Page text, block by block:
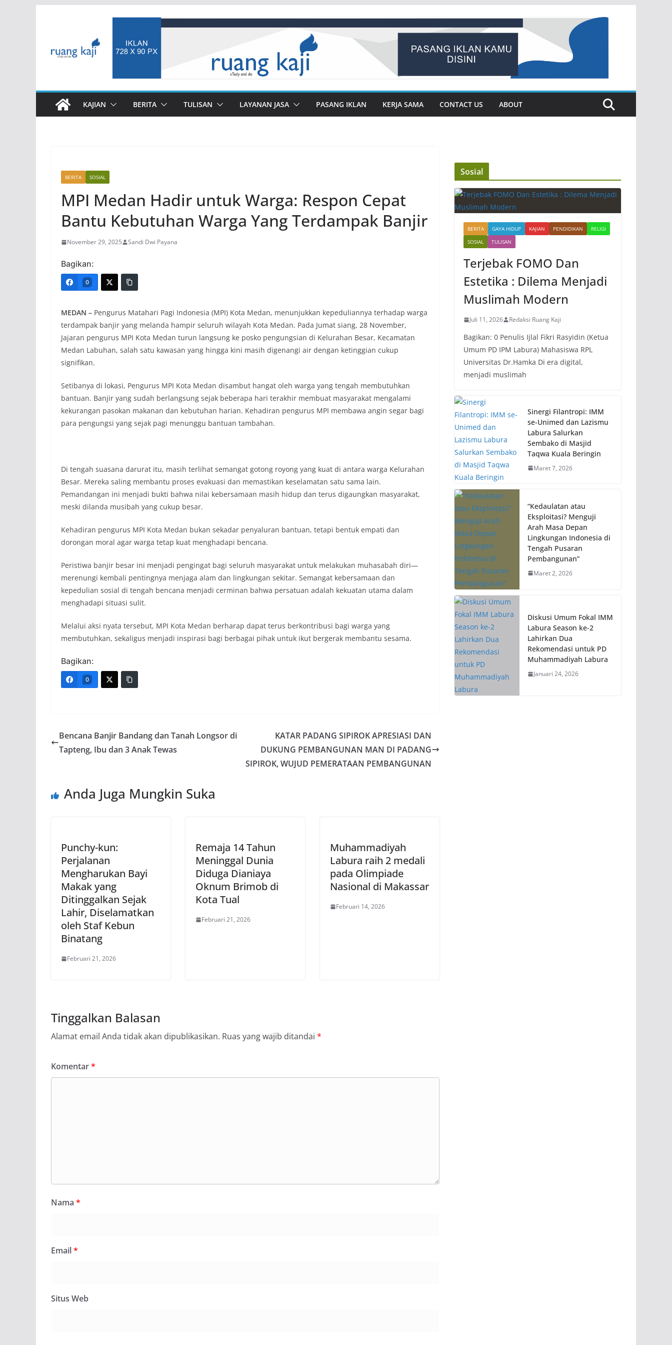
KAJIAN BERITA TULISAN LAYANAN JASA PASANG IKLAN KERJA SAMA CONTACT US ABOUT
BERITA SOSIAL
MPI Medan Hadir untuk Warga: Respon Cepat
Bantu Kebutuhan Warga Yang Terdampak Banjir
November 29, 2025 Sandi Dwi Payana
Bagikan:
0
MEDAN – Pengurus Matahari Pagi Indonesia (MPI) Kota Medan, menunjukkan kepeduliannya terhadap warga
terdampak banjir yang melanda hampir seluruh wilayah Kota Medan. Pada Jumat siang, 28 November,
Jajaran pengurus MPI Kota Medan turun langsung ke posko pengungsian di Kelurahan Besar, Kecamatan
Medan Labuhan, salah satu kawasan yang hingga kini masih digenangi air dengan ketinggian cukup
signifikan.
Setibanya di lokasi, Pengurus MPI Kota Medan disambut hangat oleh warga yang tengah membutuhkan
bantuan. Banjir yang sudah berlangsung sejak beberapa hari terakhir membuat masyarakat mengalami
kekurangan pasokan makanan dan kebutuhan harian. Kehadiran pengurus MPI membawa angin segar bagi
para pengungsi yang sejak pagi menunggu bantuan tambahan.
Di tengah suasana darurat itu, masih terlihat semangat gotong royong yang kuat di antara warga Kelurahan
Besar. Mereka saling membantu proses evakuasi dan memastikan keselamatan satu sama lain.
Pemandangan ini menjadi bukti bahwa nilai kebersamaan masih hidup dan terus digaungkan masyarakat,
meski dilanda musibah yang cukup besar.
Kehadiran pengurus MPI Kota Medan bukan sekadar penyaluran bantuan, tetapi bentuk empati dan
dorongan moral agar warga tetap kuat menghadapi bencana.
Peristiwa banjir besar ini menjadi pengingat bagi seluruh masyarakat untuk melakukan muhasabah diri—
merenungi kembali pentingnya menjaga alam dan lingkungan sekitar. Semangat kebersamaan dan
kepedulian sosial di tengah bencana menjadi cerminan bahwa persatuan adalah kekuatan utama dalam
menghadapi situasi sulit.
Melalui aksi nyata tersebut, MPI Kota Medan berharap dapat terus berkontribusi bagi warga yang
membutuhkan, sekaligus menjadi inspirasi bagi berbagai pihak untuk ikut bergerak membantu sesama.
Bagikan:
0
Bencana Banjir Bandang dan Tanah Longsor di
Tapteng, Ibu dan 3 Anak Tewas
KATAR PADANG SIPIROK APRESIASI DAN
DUKUNG PEMBANGUNAN MAN DI PADANG
SIPIROK, WUJUD PEMERATAAN PEMBANGUNAN
Anda Juga Mungkin Suka
Punchy-kun:
Perjalanan
Mengharukan Bayi
Makak yang
Ditinggalkan Sejak
Lahir, Diselamatkan
oleh Staf Kebun
Binatang
Februari 21, 2026
Remaja 14 Tahun
Meninggal Dunia
Diduga Dianiaya
Oknum Brimob di
Kota Tual
Februari 21, 2026
Muhammadiyah
Labura raih 2 medali
pada Olimpiade
Nasional di Makassar
Februari 14, 2026
Tinggalkan Balasan
Alamat email Anda tidak akan dipublikasikan. Ruas yang wajib ditandai *
Komentar*
Nama *
Email*
Situs Web
Sosial
BERITA GAYA HIDUP KAJIAN PENDIDIKAN
RELIGI
SOSIAL
TULISAN
Terjebak FOMO Dan
Estetika : Dilema Menjadi
Muslimah Modern
Juli 11, 2026 Redaksi Ruang Kaji
Bagikan: 0 Penulis Ijlal Fikri Rasyidin (Ketua
Umum PD IPM Labura) Mahasiswa RPL
Universitas Dr.Hamka Di era digital,
menjadi muslimah
Sinergi Filantropi: IMM
se-Unimed dan Lazismu
Labura Salurkan
Sembako di Masjid
Taqwa Kuala Beringin
Maret 7, 2026
“Kedaulatan atau
Eksploitasi? Menguji
Arah Masa Depan
Lingkungan Indonesia di
Tengah Pusaran
Pembangunan”
Maret 2, 2026
Diskusi Umum Fokal IMM
Labura Season ke-2
Lahirkan Dua
Rekomendasi untuk PD
Muhammadiyah Labura
Januari 24, 2026